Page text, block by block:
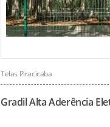
Telas Piracicaba
Gradil Alta Aderência